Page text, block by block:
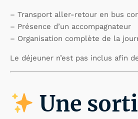
– Transport aller-retour en bus
– Présence d’un accompagnateur
– Organisation complète de la
Le déjeuner n’est pas inclus afin
Une